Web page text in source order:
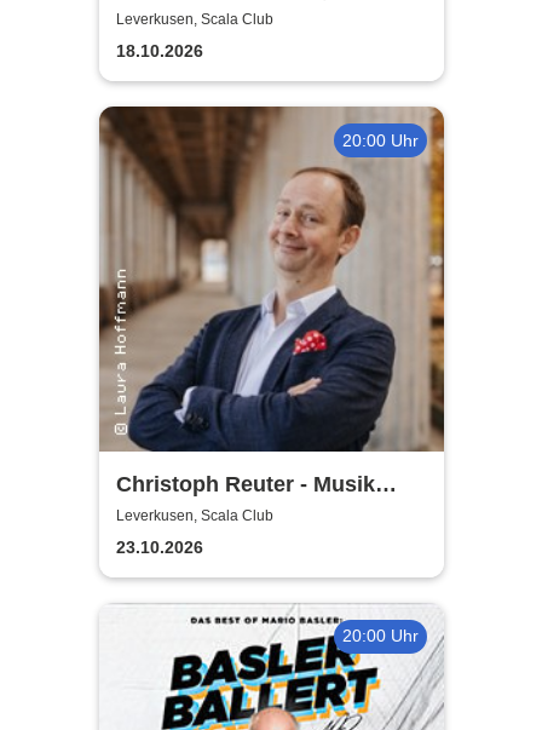
das Leben heute - Die
Comedy-Show mit Olaf Bossi
Leverkusen, Scala Club
18.10.2026
20:00 Uhr
Christoph Reuter - Musik
macht sexy! (außer manche)
Leverkusen, Scala Club
23.10.2026
20:00 Uhr